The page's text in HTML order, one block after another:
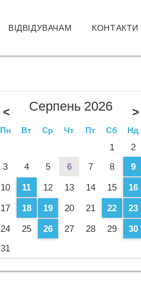
ВІДВІДУВАЧАМ КОНТАКТИ
Серпень 2026 >
<
Пн Вт Ср Чт Пт Сб Нд
1
2
3
4 5 6 7 8 9
10 11 12 13 14 15 16
17 18 19 20 21 22 23
24 25 26 27 28 29
30
31